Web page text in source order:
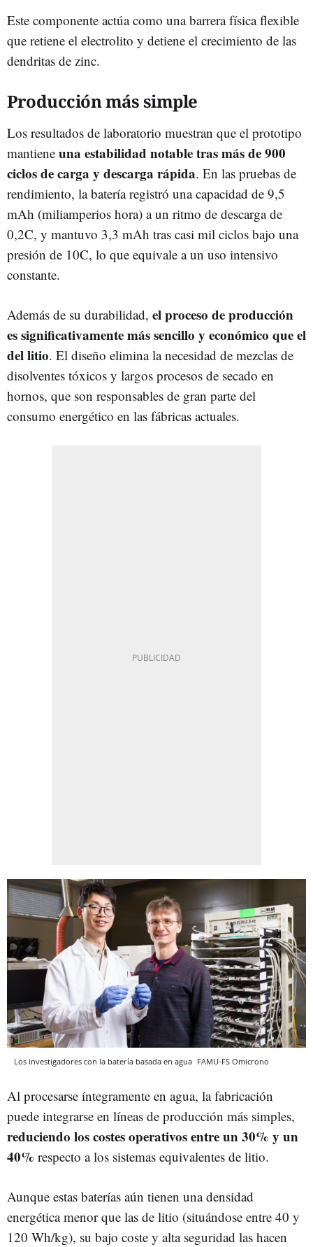
Este componente actúa como una barrera física flexible
que retiene el electrolito y detiene el crecimiento de las
dendritas de zinc.
Producción más simple
Los resultados de laboratorio muestran que el prototipo
mantiene una estabilidad notable tras más de 900
ciclos de carga y descarga rápida. En las pruebas de
rendimiento, la batería registró una capacidad de 9,5
mAh (miliamperios hora) a un ritmo de descarga de
0,2C, y mantuvo 3,3 mAh tras casi mil ciclos bajo una
presión de 10C, lo que equivale a un uso intensivo
constante.
Además de su durabilidad, el proceso de producción
es significativamente más sencillo y económico que el
del litio. El diseño elimina la necesidad de mezclas de
disolventes tóxicos y largos procesos de secado en
hornos, que son responsables de gran parte del
consumo energético en las fábricas actuales.
Los investigadores con la batería basada en agua FAMU-FS Omicrono
Al procesarse íntegramente en agua, la fabricación
puede integrarse en líneas de producción más simples,
reduciendo los costes operativos entre un 30% y un
40% respecto a los sistemas equivalentes de litio.
Aunque estas baterías aún tienen una densidad
energética menor que las de litio (situándose entre 40 y
120 Wh/kg), su bajo coste y alta seguridad las hacen